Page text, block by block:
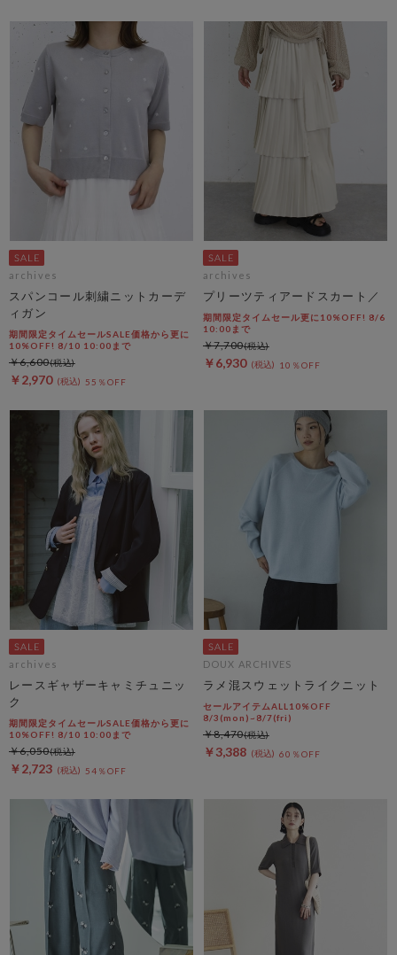
archives
スパンコール刺繍ニットカーデ
ィガン
期間限定タイムセールSALE価格から更に
10%OFF! 8/10 10:00まで
￥2,970 55％OFF
￥6,600
archives
プリーツティアードスカート／
期間限定タイムセール更に10%OFF! 8/6
10:00まで
￥6,930 10％OFF
￥7,700
archives
レースギャザーキャミチュニッ
ク
期間限定タイムセールSALE価格から更に
10%OFF! 8/10 10:00まで
￥2,723 54％OFF
￥6,050
DOUX ARCHIVES
ラメ混スウェットライクニット
セールアイテムALL10%OFF
8/3(mon)~8/7(fri)
￥3,388 60％OFF
￥8,470